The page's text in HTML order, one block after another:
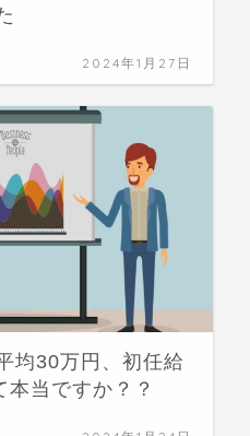
2024年1月27日
均30万円、初任給
当ですか？？